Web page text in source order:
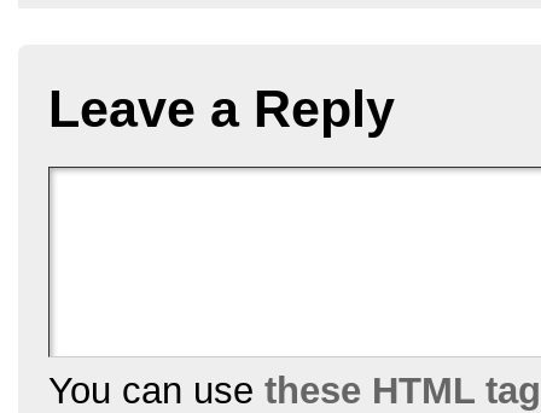
Leave a Reply
You can use these HTML